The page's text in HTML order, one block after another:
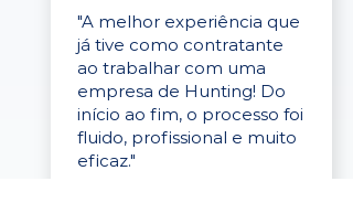
"A melhor experiência que
já tive como contratante
ao trabalhar com uma
empresa de Hunting! Do
início ao fim, o processo foi
fluido, profissional e muito
eficaz."